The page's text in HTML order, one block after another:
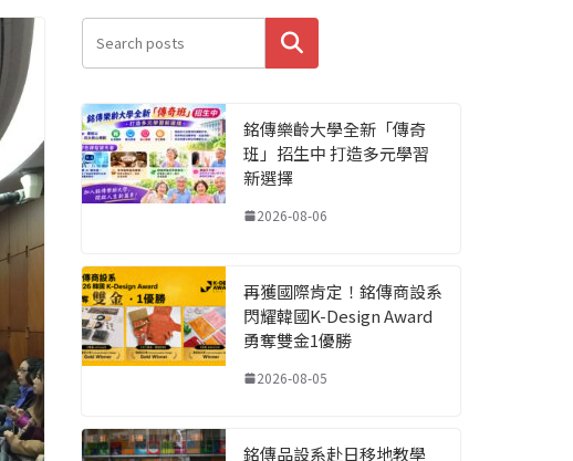
搜尋
銘傳樂齡大學全新「傳奇
班」招生中 打造多元學習
新選擇
2026-08-06
再獲國際肯定！銘傳商設系
閃耀韓國K-Design Award
勇奪雙金1優勝
2026-08-05
銘傳品設系赴日移地教學